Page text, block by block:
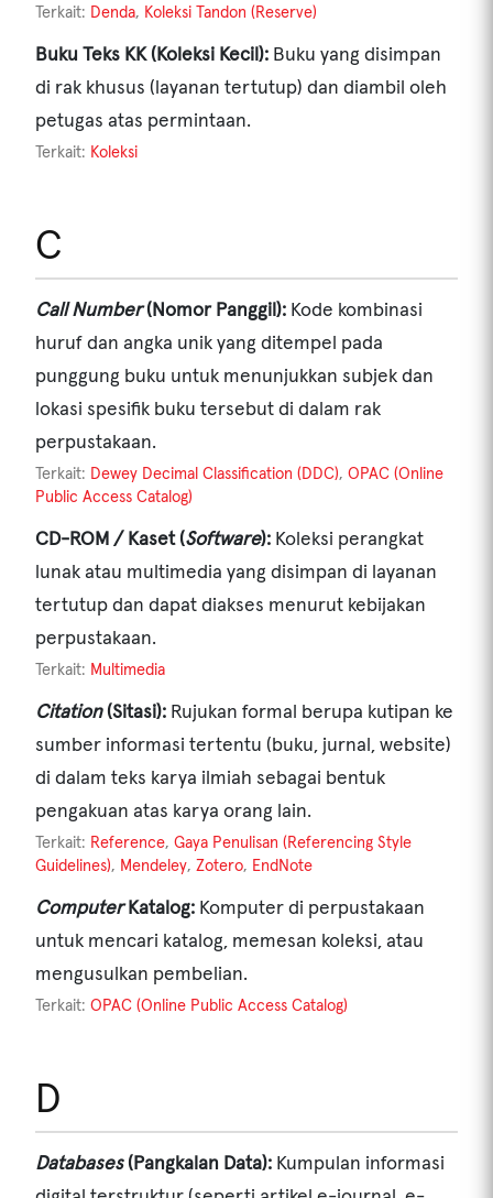
Terkait: Denda, Koleksi Tandon (Reserve)
Buku Teks KK (Koleksi Kecil): Buku yang disimpan
di rak khusus (layanan tertutup) dan diambil oleh
petugas atas permintaan.
Terkait: Koleksi
C
Call Number(Nomor Panggil): Kode kombinasi
huruf dan angka unik yang ditempel pada
punggung buku untuk menunjukkan subjek dan
lokasi spesifik buku tersebut di dalam rak
perpustakaan.
Terkait: Dewey Decimal Classification (DDC), OPAC (Online
Public Access Catalog)
CD-ROM / Kaset (Software): Koleksi perangkat
lunak atau multimedia yang disimpan di layanan
tertutup dan dapat diakses menurut kebijakan
perpustakaan.
Terkait: Multimedia
Citation(Sitasi): Rujukan formal berupa kutipan ke
sumber informasi tertentu (buku, jurnal, website)
di dalam teks karya ilmiah sebagai bentuk
pengakuan atas karya orang lain.
Terkait: Reference, Gaya Penulisan (Referencing Style
Guidelines), Mendeley, Zotero, EndNote
ComputerKatalog: Komputer di perpustakaan
untuk mencari katalog, memesan koleksi, atau
mengusulkan pembelian.
Terkait: OPAC (Online Public Access Catalog)
D
Databases(Pangkalan Data): Kumpulan informasi